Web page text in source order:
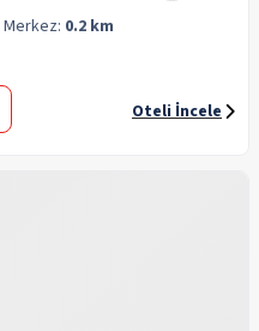
Merkez: 0.2 km
Oteli İncele